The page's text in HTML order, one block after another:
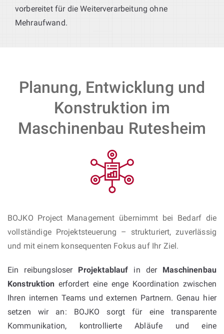
vorbereitet für die Weiterverarbeitung ohne
Mehraufwand.
Planung, Entwicklung und
Konstruktion im
Maschinenbau Rutesheim
BOJKO Project Management übernimmt bei Bedarf die
vollständige Projektsteuerung – strukturiert, zuverlässig
und mit einem konsequenten Fokus auf Ihr Ziel.
Ein reibungsloser Projektablauf in der Maschinenbau
Konstruktionerfordert eine enge Koordination zwischen
Ihren internen Teams und externen Partnern. Genau hier
setzen wir an: BOJKO sorgt für eine transparente
Kommunikation, kontrollierte Abläufe und eine